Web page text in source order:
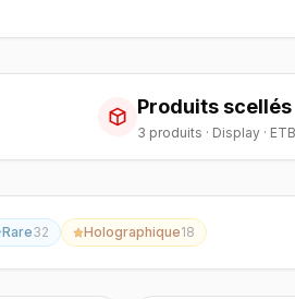
Produits scellés
3 produits · Display ·
Rare32 Holographique18